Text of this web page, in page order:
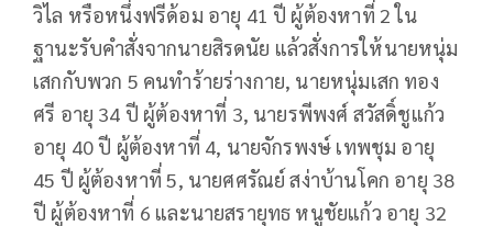
วิไล หรือหนึ่งฟรีด้อม อายุ 41 ปี ผู้ต้องหาที่ 2 ใน
ฐานะรับคำสั่งจากนายสิรดนัย แล้วสั่งการให้นายหนุ่ม
เสกกับพวก 5 คนทำร้ายร่างกาย, นายหนุ่มเสก ทอง
ศรี อายุ 34 ปี ผู้ต้องหาที่ 3, นายรพีพงศ์ สวัสดิ์ชูแก้ว
อายุ 40 ปี ผู้ต้องหาที่ 4, นายจักรพงษ์ เทพชุม อายุ
45 ปี ผู้ต้องหาที่ 5, นายศศรัณย์ สง่าบ้านโคก อายุ 38
ปี ผู้ต้องหาที่ 6 และนายสรายุทธ หนูชัยแก้ว อายุ 32